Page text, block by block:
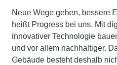
Neue Wege gehen, bessere
heißt Progress bei uns. Mit
innovativer Technologie
und vor allem nachhaltiger.
Gebäude besteht deshalb